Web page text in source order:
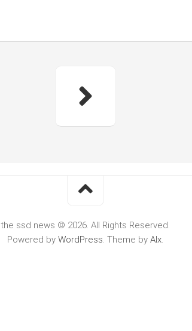
the ssd news © 2026. All Rights Reserved.
Powered by WordPress. Theme by Alx.